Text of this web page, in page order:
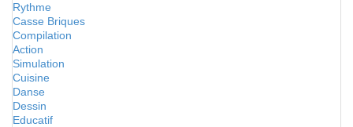
Rythme
Casse Briques
Compilation
Action
Simulation
Cuisine
Danse
Dessin
Educatif